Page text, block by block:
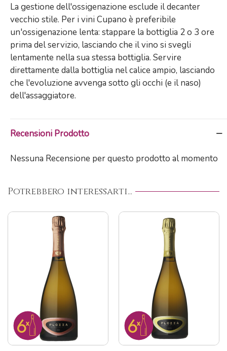
La gestione dell'ossigenazione esclude il decanter
vecchio stile. Per i vini Cupano è preferibile
un'ossigenazione lenta: stappare la bottiglia 2 o 3 ore
prima del servizio, lasciando che il vino si svegli
lentamente nella sua stessa bottiglia. Servire
direttamente dalla bottiglia nel calice ampio, lasciando
che l'evoluzione avvenga sotto gli occhi (e il naso)
dell'assaggiatore.
Recensioni Prodotto
Nessuna Recensione per questo prodotto al momento
Potrebbero interessarti...